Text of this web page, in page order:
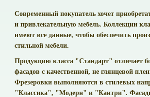
Современный покупатель хочет
и привлекательную мебель. Коллекции
имеют все данные, чтобы обеспечить
стильной мебели.
Продукцию класса "Стандарт" отличает
фасадов с качественной, не глянцевой
Фрезеровки выполняются в стилевых
"Классика", "Модерн" и "Кантри".